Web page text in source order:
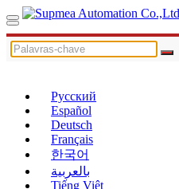
Русский
Español
Deutsch
Français
한국어
بالعربية
Tiếng Việt